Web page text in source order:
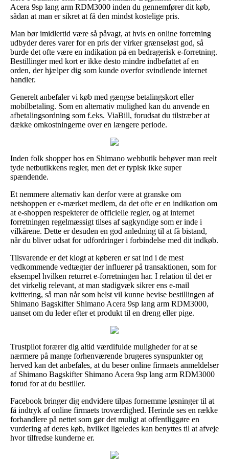
Acera 9sp lang arm RDM3000 inden du gennemfører dit køb,
sådan at man er sikret at få den mindst kostelige pris.
Man bør imidlertid være så påvagt, at hvis en online forretning
udbyder deres varer for en pris der virker grænseløst god, så
burde det ofte være en indikation på en bedragerisk e-forretning.
Bestillinger med kort er ikke desto mindre indbefattet af en
orden, der hjælper dig som kunde overfor svindlende internet
handler.
Generelt anbefaler vi køb med gængse betalingskort eller
mobilbetaling. Som en alternativ mulighed kan du anvende en
afbetalingsordning som f.eks. ViaBill, forudsat du tilstræber at
dække omkostningerne over en længere periode.
Inden folk shopper hos en Shimano webbutik behøver man reelt
tyde netbutikkens regler, men det er typisk ikke super
spændende.
Et nemmere alternativ kan derfor være at granske om
netshoppen er e-mærket medlem, da det ofte er en indikation om
at e-shoppen respekterer de officielle regler, og at internet
forretningen regelmæssigt tilses af sagkyndige som er inde i
vilkårene. Dette er desuden en god anledning til at få bistand,
når du bliver udsat for udfordringer i forbindelse med dit indkøb.
Tilsvarende er det klogt at køberen er sat ind i de mest
vedkommende vedtægter der influerer på transaktionen, som for
eksempel hvilken returret e-forretningen har. I relation til det er
det virkelig relevant, at man stadigvæk sikrer ens e-mail
kvittering, så man når som helst vil kunne bevise bestillingen af
Shimano Bagskifter Shimano Acera 9sp lang arm RDM3000,
uanset om du leder efter et produkt til en dreng eller pige.
Trustpilot forærer dig altid værdifulde muligheder for at se
nærmere på mange forhenværende brugeres synspunkter og
herved kan det anbefales, at du beser online firmaets anmeldelser
af Shimano Bagskifter Shimano Acera 9sp lang arm RDM3000
forud for at du bestiller.
Facebook bringer dig endvidere tilpas fornemme løsninger til at
få indtryk af online firmaets troværdighed. Herinde ses en række
forhandlere på nettet som gør det muligt at offentliggøre en
vurdering af deres køb, hvilket ligeledes kan benyttes til at afveje
hvor tilfredse kunderne er.